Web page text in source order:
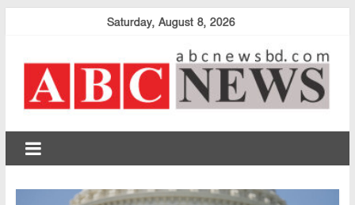
Saturday, August 8, 2026
abcnewsbd